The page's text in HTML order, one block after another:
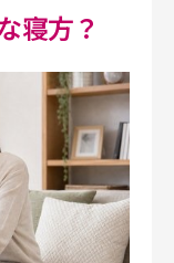
寝方？